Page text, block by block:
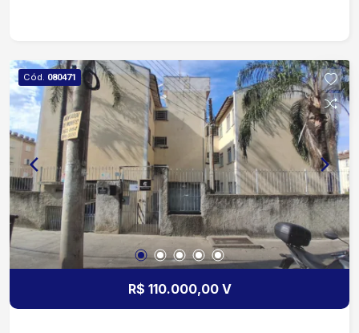
comércios.
Cód. 080471
R$ 110.000,00 V